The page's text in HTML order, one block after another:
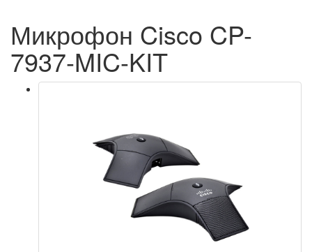
Микрофон Cisco CP-
7937-MIC-KIT